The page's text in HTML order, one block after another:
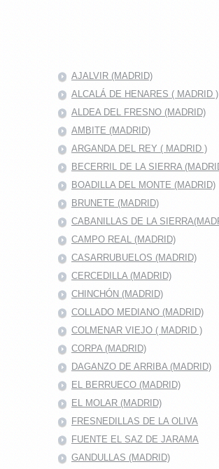
AJALVIR (MADRID)
ALCALÁ DE HENARES ( MADRID )
ALDEA DEL FRESNO (MADRID)
AMBITE (MADRID)
ARGANDA DEL REY ( MADRID )
BECERRIL DE LA SIERRA
BOADILLA DEL MONTE (MADRID)
BRUNETE (MADRID)
CABANILLAS DE LA
CAMPO REAL (MADRID)
CASARRUBUELOS (MADRID)
CERCEDILLA (MADRID)
CHINCHÓN (MADRID)
COLLADO MEDIANO (MADRID)
COLMENAR VIEJO ( MADRID )
CORPA (MADRID)
DAGANZO DE ARRIBA (MADRID)
EL BERRUECO (MADRID)
EL MOLAR (MADRID)
FRESNEDILLAS DE LA OLIVA
FUENTE EL SAZ DE JARAMA
GANDULLAS (MADRID)